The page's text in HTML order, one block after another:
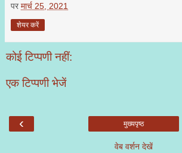
पर मार्च 25, 2021
शेयर करें
कोई टिप्पणी नहीं:
एक टिप्पणी भेजें
‹ मुख्यपृष्ठ
वेब वर्शन देखें